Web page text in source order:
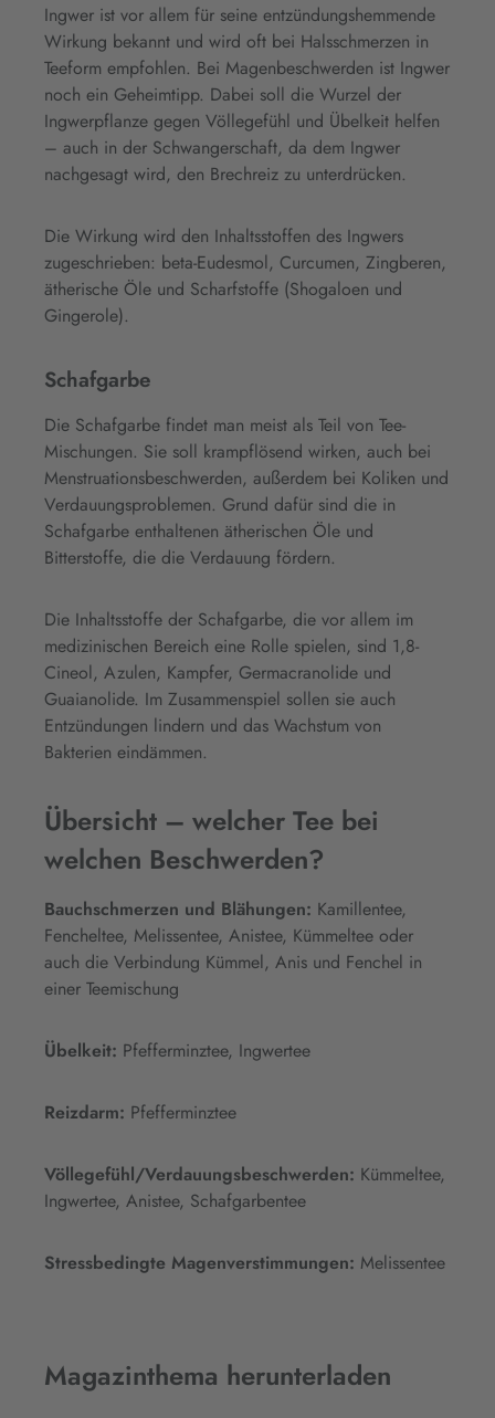
Ingwer ist vor allem für seine entzündungshemmende
Wirkung bekannt und wird oft bei Halsschmerzen in
Teeform empfohlen. Bei Magenbeschwerden ist Ingwer
noch ein Geheimtipp. Dabei soll die Wurzel der
Ingwerpflanze gegen Völlegefühl und Übelkeit helfen
– auch in der Schwangerschaft, da dem Ingwer
nachgesagt wird, den Brechreiz zu unterdrücken.
Die Wirkung wird den Inhaltsstoffen des Ingwers
zugeschrieben: beta-Eudesmol, Curcumen, Zingberen,
ätherische Öle und Scharfstoffe (Shogaloen und
Gingerole).
Schafgarbe
Die Schafgarbe findet man meist als Teil von Tee-
Mischungen. Sie soll krampflösend wirken, auch bei
Menstruationsbeschwerden, außerdem bei Koliken und
Verdauungsproblemen. Grund dafür sind die in
Schafgarbe enthaltenen ätherischen Öle und
Bitterstoffe, die die Verdauung fördern.
Die Inhaltsstoffe der Schafgarbe, die vor allem im
medizinischen Bereich eine Rolle spielen, sind 1,8-
Cineol, Azulen, Kampfer, Germacranolide und
Guaianolide. Im Zusammenspiel sollen sie auch
Entzündungen lindern und das Wachstum von
Bakterien eindämmen.
Übersicht – welcher Tee bei
welchen Beschwerden?
Bauchschmerzen und Blähungen: Kamillentee,
Fencheltee, Melissentee, Anistee, Kümmeltee oder
auch die Verbindung Kümmel, Anis und Fenchel in
einer Teemischung
Übelkeit: Pfefferminztee, Ingwertee
Reizdarm: Pfefferminztee
Völlegefühl/Verdauungsbeschwerden: Kümmeltee,
Ingwertee, Anistee, Schafgarbentee
Stressbedingte Magenverstimmungen: Melissentee
Magazinthema herunterladen